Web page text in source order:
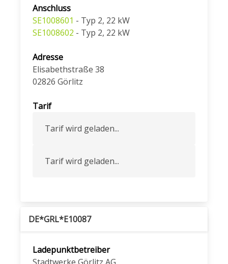
Anschluss
SE1008601 - Typ 2, 22 kW
SE1008602 - Typ 2, 22 kW
Adresse
Elisabethstraße 38
02826 Görlitz
Tarif
Tarif wird geladen...
Tarif wird geladen...
DE*GRL*E10087
Ladepunktbetreiber
Stadtwerke Görlitz AG